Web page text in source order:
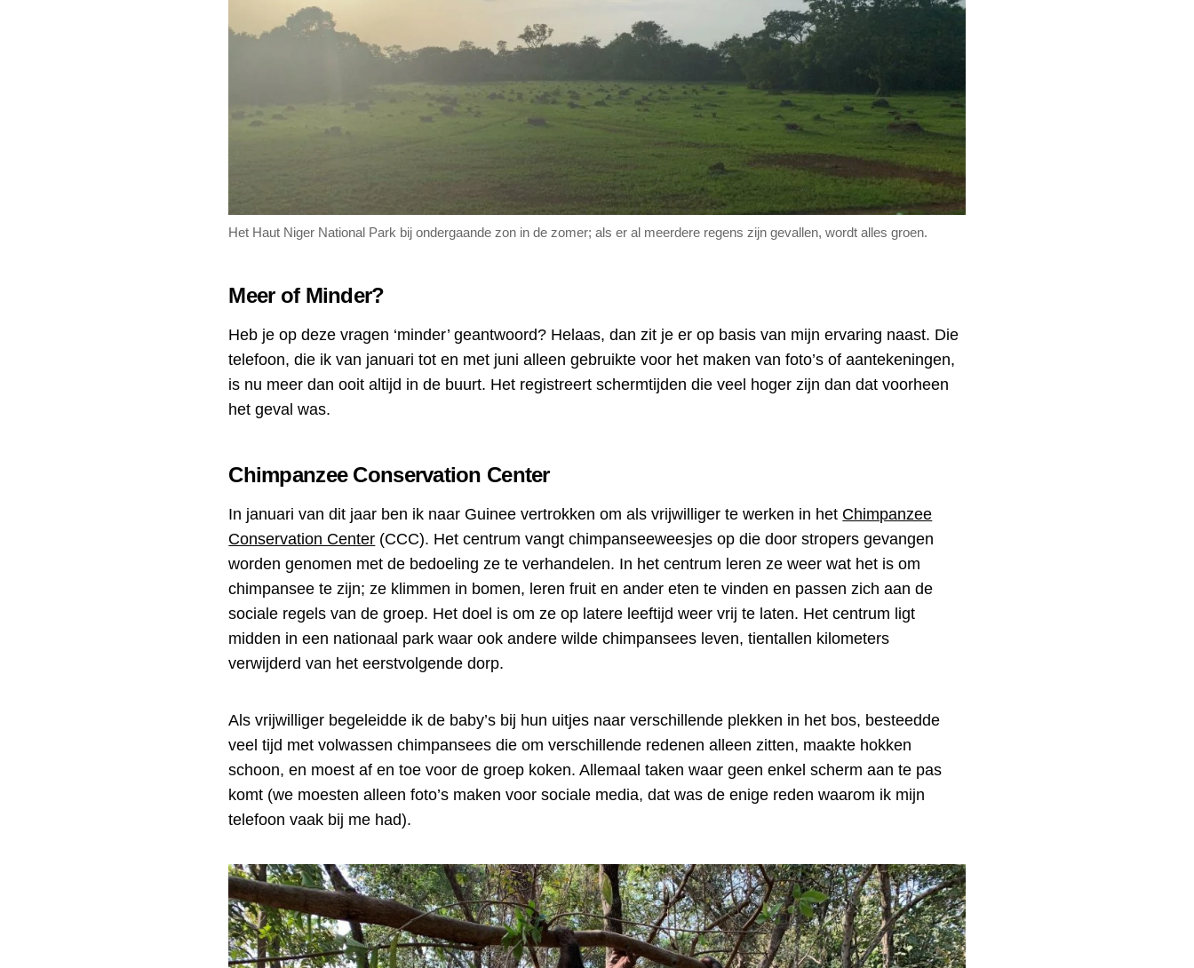
Het Haut Niger National Park bij ondergaande zon in de zomer; als er al meerdere regens zijn gevallen, wordt alles groen.
Meer of Minder?
Heb je op deze vragen ‘minder’ geantwoord? Helaas, dan zit je er op basis van mijn ervaring naast. Die
telefoon, die ik van januari tot en met juni alleen gebruikte voor het maken van foto’s of aantekeningen,
is nu meer dan ooit altijd in de buurt. Het registreert schermtijden die veel hoger zijn dan dat voorheen
het geval was.
Chimpanzee Conservation Center
In januari van dit jaar ben ik naar Guinee vertrokken om als vrijwilliger te werken in het Chimpanzee
Conservation Center (CCC). Het centrum vangt chimpanseeweesjes op die door stropers gevangen
worden genomen met de bedoeling ze te verhandelen. In het centrum leren ze weer wat het is om
chimpansee te zijn; ze klimmen in bomen, leren fruit en ander eten te vinden en passen zich aan de
sociale regels van de groep. Het doel is om ze op latere leeftijd weer vrij te laten. Het centrum ligt
midden in een nationaal park waar ook andere wilde chimpansees leven, tientallen kilometers
verwijderd van het eerstvolgende dorp.
Als vrijwilliger begeleidde ik de baby’s bij hun uitjes naar verschillende plekken in het bos, besteedde
veel tijd met volwassen chimpansees die om verschillende redenen alleen zitten, maakte hokken
schoon, en moest af en toe voor de groep koken. Allemaal taken waar geen enkel scherm aan te pas
komt (we moesten alleen foto’s maken voor sociale media, dat was de enige reden waarom ik mijn
telefoon vaak bij me had).